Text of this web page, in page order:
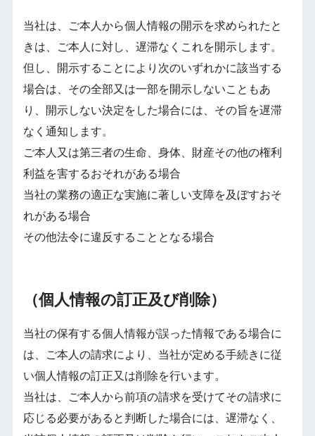
当社は、ご本人から個人情報の開示を求められたと
きは、ご本人に対し、遅滞なくこれを開示します。
但し、開示することにより次のいずれかに該当する
場合は、その全部又は一部を開示しないこともあ
り、開示しない決定をした場合には、その旨を遅滞
なく通知します。
ご本人又は第三者の生命、身体、財産その他の権利
利益を害するおそれがある場合
当社の業務の適正な実施に著しい支障を及ぼすおそ
れがある場合
その他法令に違反することとなる場合
（個人情報の訂正及び削除）
当社の保有する個人情報が誤った情報である場合に
は、ご本人の請求により、当社が定める手続きに従
い個人情報の訂正又は削除を行います。
当社は、ご本人から前項の請求を受けてその請求に
応じる必要があると判断した場合には、遅滞なく、